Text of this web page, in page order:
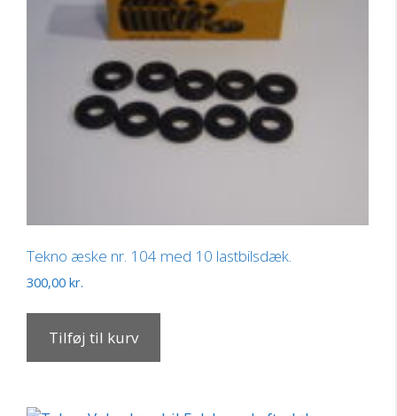
Tekno æske nr. 104 med 10 lastbilsdæk.
300,00 kr.
Tilføj til kurv